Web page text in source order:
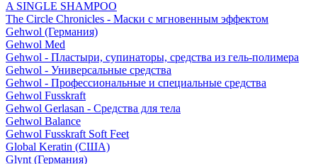
A SINGLE SHAMPOO
The Circle Chronicles - Маски с мгновенным эффектом
Gehwol (Германия)
Gehwol Med
Gehwol - Пластыри, супинаторы, средства из гель-полимера
Gehwol - Универсальные средства
Gehwol - Профессиональные и специальные средства
Gehwol Fusskraft
Gehwol Gerlasan - Средства для тела
Gehwol Balance
Gehwol Fusskraft Soft Feet
Global Keratin (США)
Glynt (Германия)